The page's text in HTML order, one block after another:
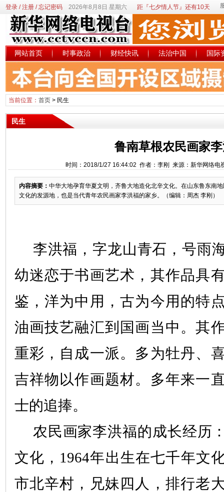
登录/注册/忘记密码 2026年8月8日 星期六 距『七夕情人节』还有10天
网站首页 时事政治 财经快讯 法治中国 国际
当前位置： 首页> 民生
民生
鲁南草根农民画家
时间：2018/1/27 16:44:02 作者：李刚 来源：新华网络
内容摘要： 中华大地孕育华夏文明，齐鲁大地造化北辛文化。在山东鲁东南
文化的发源地，也是当代青年农民画家李洪福的家乡。（编辑：周杰 李刚）
李洪福，字龙山青石，号雨
幼迷恋于书画艺术，其作品具
鉴，洋为中用，古为今用的特
油画技艺融汇到国画当中。其
重彩，自成一派。多为牡丹、
吉祥物以作画题材。多年来一
士的追捧。
农民画家李洪福的成长经历
文化， 1964年出生在七千年文
市北辛村，兄妹四人，排行老